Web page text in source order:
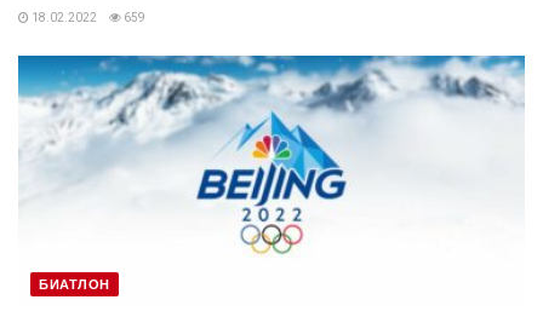
18.02.2022 659
БИАТЛОН